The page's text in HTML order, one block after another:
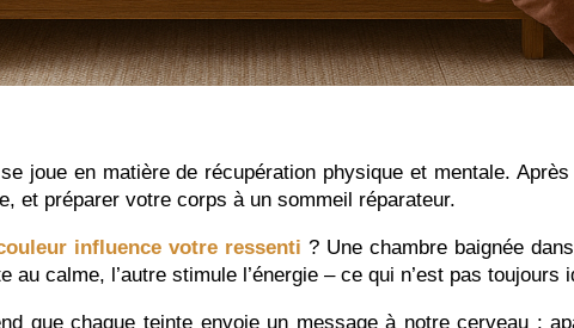
joue en matière de récupération physique et mentale.
et préparer votre corps à un sommeil réparateur.
influence votre ressenti ? Une chambre baignée
au calme, l’autre stimule l’énergie – ce qui n’est pas toujours
que chaque teinte envoie un message à notre cerveau :